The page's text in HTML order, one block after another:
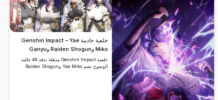
خلفية خادمة Genshin Impact – Yae
Miko وRaiden Shogun وGanyu
وKeqing بدقة 4K
خلفية Genshin Impact مذهلة بدقة 4K عالية
الوضوح تضم Yae Miko وRaiden Shogun